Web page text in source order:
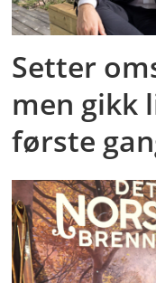
Setter
men gikk
første